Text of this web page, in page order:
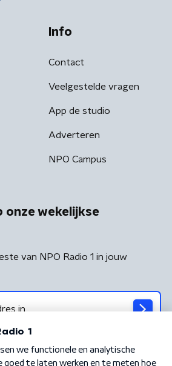
Info
Contact
Veelgestelde vragen
App de studio
Adverteren
NPO Campus
onze wekelijkse
van NPO Radio 1 in jouw